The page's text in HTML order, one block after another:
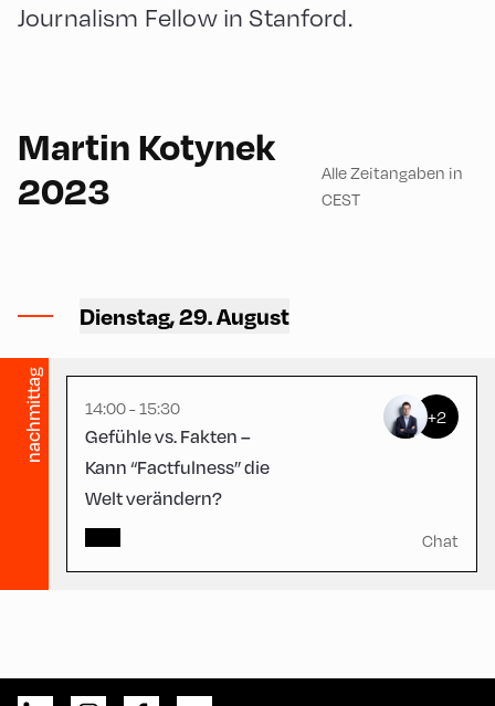
Journalism Fellow in Stanford.
Martin Kotynek
2023
Alle Zeitangaben in
CEST
Dienstag, 29. August
nachmittag
CCA – Schrödinger-Saal
14:00 - 15:30
Gefühle vs. Fakten –
Kann “Factfulness” die
Welt verändern?
+2
Chat